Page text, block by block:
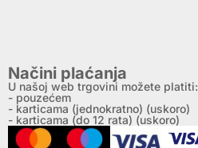
Načini plaćanja
U našoj web trgovini možete platiti:
- pouzećem
- karticama (jednokratno) (uskoro)
- karticama (do 12 rata) (uskoro)